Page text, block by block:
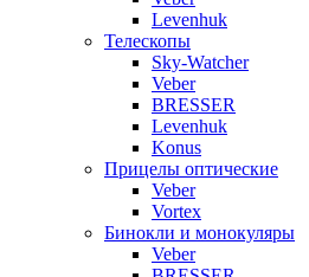
Levenhuk
Телескопы
Sky-Watcher
Veber
BRESSER
Levenhuk
Konus
Прицелы оптические
Veber
Vortex
Бинокли и монокуляры
Veber